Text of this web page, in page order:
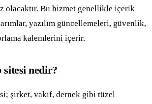
olacaktır. Bu hizmet genellikle içerik
yazılım güncellemeleri, güvenlik,
kalemlerini içerir.
nedir?
şirket, vakıf, dernek gibi tüzel